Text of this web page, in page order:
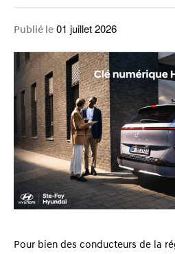
Publié le 01 juillet 2026
Pour bien des conducteurs de la